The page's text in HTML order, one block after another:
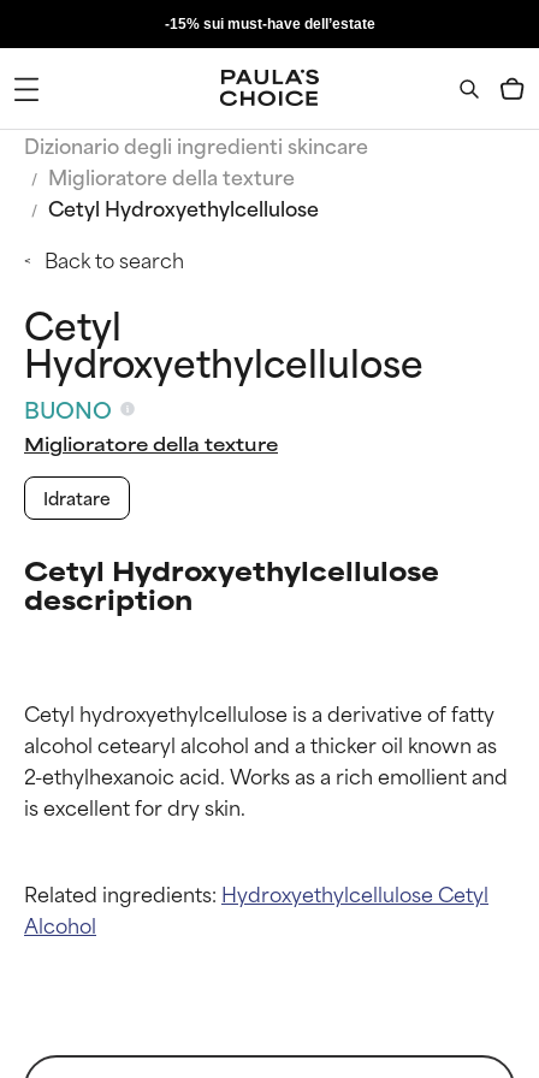
-15% sui must-have dell’estate
Dizionario degli ingredienti skincare
Miglioratore della texture
Cetyl Hydroxyethylcellulose
Back to search
Cetyl
Hydroxyethylcellulose
BUONO
Miglioratore della texture
Idratare
Cetyl Hydroxyethylcellulose
description
Cetyl hydroxyethylcellulose is a derivative of fatty
alcohol cetearyl alcohol and a thicker oil known as
2-ethylhexanoic acid. Works as a rich emollient and
Related ingredients: HydroxyethylcelluloseCetyl
Alcohol
ingredienti
ingredienti